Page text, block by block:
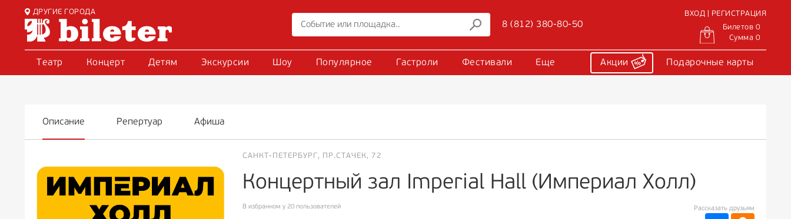
ДРУГИЕ ГОРОДА
8 (812) 380-80-50
ВХОД | РЕГИСТРАЦИЯ
Билетов 0
Сумма 0
Театр Концерт Детям Экскурсии Шоу Популярное Гастроли Фестивали Еще Акции Подарочные карты
Описание Репертуар Афиша
САНКТ-ПЕТЕРБУРГ, ПР.СТАЧЕК, 72
Концертный зал Imperial Hall (Империал Холл)
В избранном у 20 пользователей Рассказать друзьям